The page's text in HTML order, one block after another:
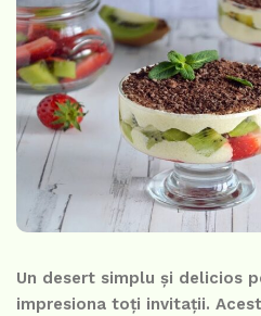
Un desert simplu și delicios
impresiona toți invitații.